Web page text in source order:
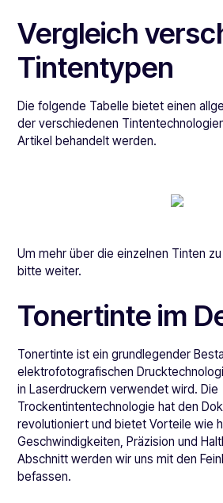
Vergleich
Tintentypen
Die folgende Tabelle bietet einen
der verschiedenen
Artikel behandelt werden.
Um mehr über die einzelnen Tinten
bitte weiter.
Tonertinte im
Tonertinte ist ein grundlegender
elektrofotografischen
in Laserdruckern verwendet wird. Die
Trockentintentechnologie hat den
revolutioniert und bietet Vorteile wie
Geschwindigkeiten, Präzision und
Abschnitt werden wir uns mit den
befassen.